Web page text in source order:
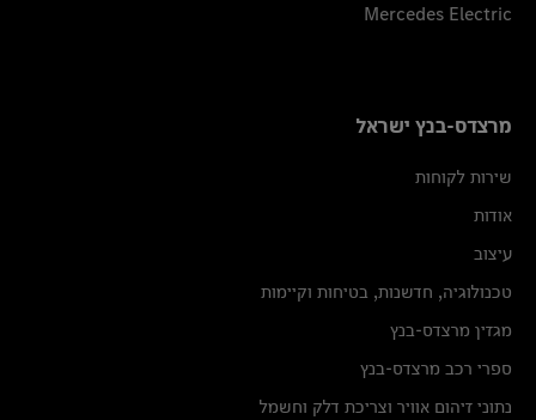
Mercedes Electric
מרצדס-בנץ ישראל
שירות לקוחות
אודות
עיצוב
טכנולוגיה, חדשנות, בטיחות וקיימות
מגזין מרצדס-בנץ
ספרי רכב מרצדס-בנץ
נתוני זיהום אוויר וצריכת דלק וחשמל